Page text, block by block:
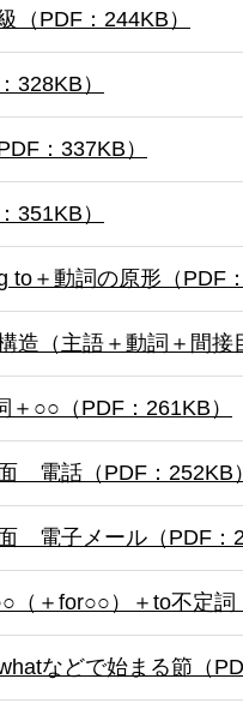
（PDF：244KB）
328KB）
：337KB）
351KB）
to＋動詞の原形（PDF
造（主語＋動詞＋間接
＋○○（PDF：261KB）
電話（PDF：252KB）
電子メール（PDF：
（＋for○○）＋to不定詞
などで始まる節（